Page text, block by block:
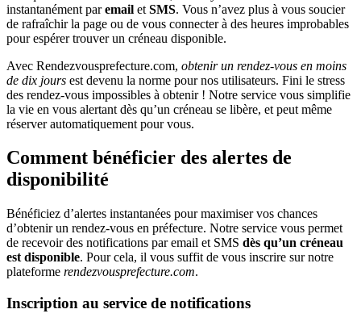
instantanément paremail et SMS. Vous n’avez plus à vous soucier
de rafraîchir la page ou de vous connecter à des heures improbables
pour espérer trouver un créneau disponible.
Avec Rendezvousprefecture.com, obtenir un rendez-vous en moins
de dix jours est devenu la norme pour nos utilisateurs. Fini le stress
des rendez-vous impossibles à obtenir ! Notre service vous simplifie
la vie en vous alertant dès qu’un créneau se libère, et peut même
réserver automatiquement pour vous.
Comment bénéficier des alertes de
disponibilité
Bénéficiez d’alertes instantanées pour maximiser vos chances
d’obtenir un rendez-vous en préfecture. Notre service vous permet
de recevoir des notifications par email et SMS dès qu’un créneau
est disponible. Pour cela, il vous suffit de vous inscrire sur notre
plateforme rendezvousprefecture.com.
Inscription au service de notifications